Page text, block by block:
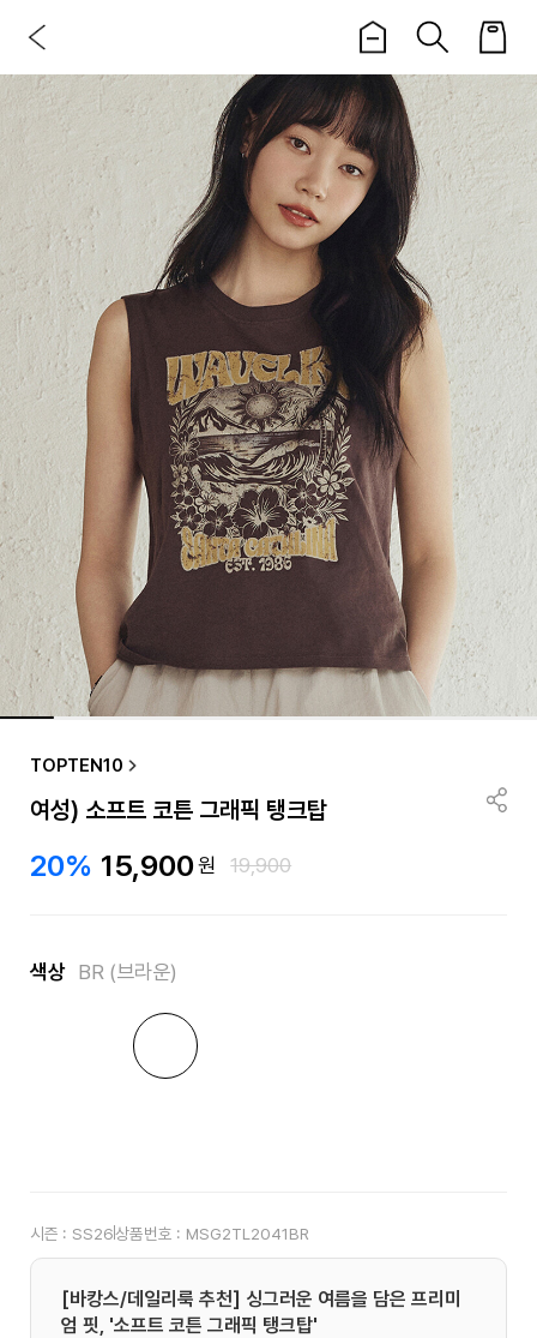
TOPTEN10
여성) 소프트 코튼 그래픽 탱크탑
20% 15,900원 19,900
색상 BR (브라운)
시즌 : SS26상품번호 : MSG2TL2041BR
[바캉스/데일리룩 추천] 싱그러운 여름을 담은 프리미
엄 핏, '소프트 코튼 그래픽 탱크탑'